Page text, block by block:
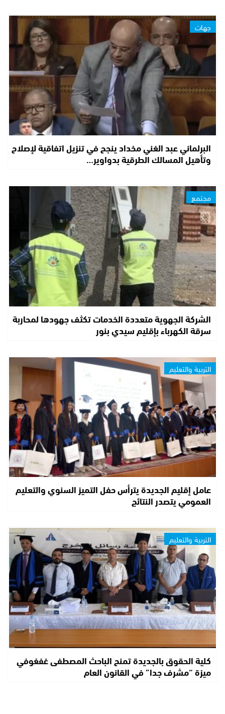
جهات
البرلماني عبد الغني مخداد ينجح في تنزيل اتفاقية لإصلاح
وتأهيل المسالك الطرقية بدواوير…
مجتمع
الشركة الجهوية متعددة الخدمات تكثف جهودها لمحاربة
سرقة الكهرباء بإقليم سيدي بنور
التربية والتعليم
عامل إقليم الجديدة يترأس حفل التميز السنوي والتعليم
العمومي يتصدر النتائج
التربية والتعليم
كلية الحقوق بالجديدة تمنح الباحث المصطفى غفغوفي
ميزة “مشرف جدا” في القانون العام